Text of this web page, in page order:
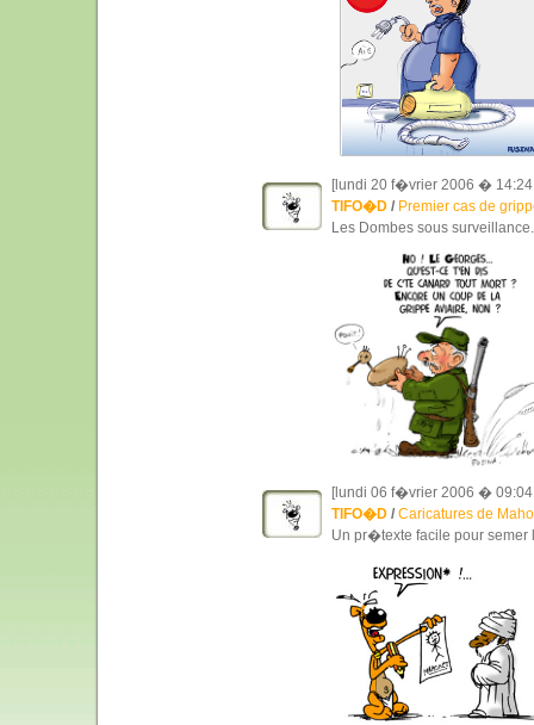
[lundi 20 f�vrier 2006 �
TIFO�D/ Premier cas de
Les Dombes sous
[lundi 06 f�vrier 2006 �
TIFO�D/ Caricatures de
Un pr�texte facile pour semer